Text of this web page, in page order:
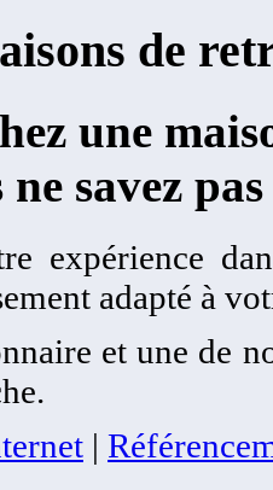
de
une
savez
expérience
adapté à
et une de
|